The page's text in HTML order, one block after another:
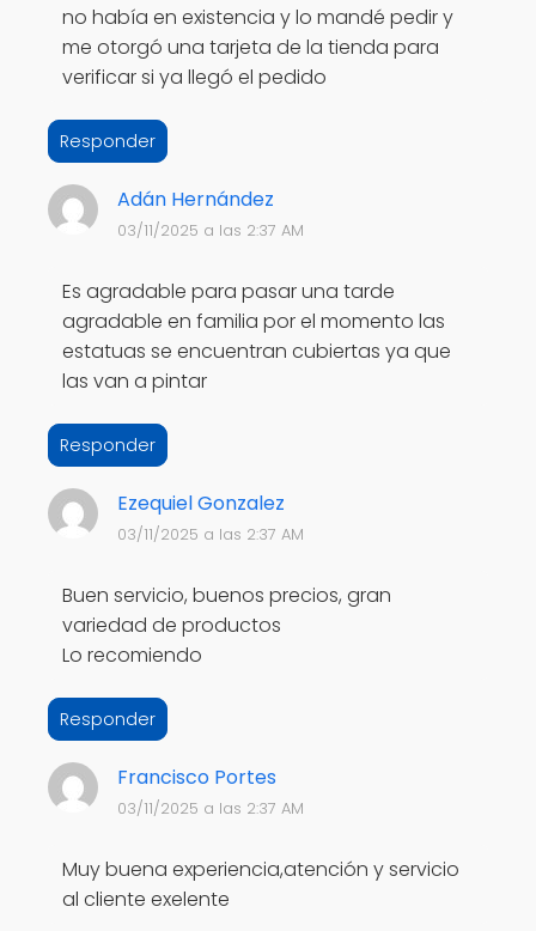
no había en existencia y lo mandé pedir y
me otorgó una tarjeta de la tienda para
verificar si ya llegó el pedido
Responder
Adán Hernández
03/11/2025 a las 2:37 AM
Es agradable para pasar una tarde
agradable en familia por el momento las
estatuas se encuentran cubiertas ya que
las van a pintar
Responder
Ezequiel Gonzalez
03/11/2025 a las 2:37 AM
Buen servicio, buenos precios, gran
variedad de productos
Lo recomiendo
Responder
Francisco Portes
03/11/2025 a las 2:37 AM
Muy buena experiencia,atención y servicio
al cliente exelente